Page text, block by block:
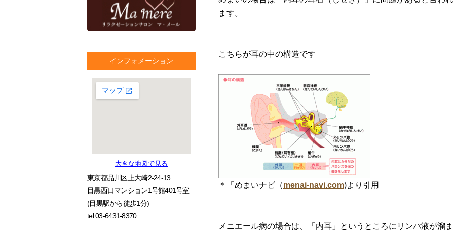
ます。
こちらが耳の中の構造です
＊「めまいナビ（menai-navi.com)より引用
メニエール病の場合は、「内耳」というところにリンパ液が溜
インフォメーション
大きな地図で見る
東京都品川区上大崎2-24-13
目黒西口マンション1号館401号室
(目黒駅から徒歩1分)
tel.03-6431-8370